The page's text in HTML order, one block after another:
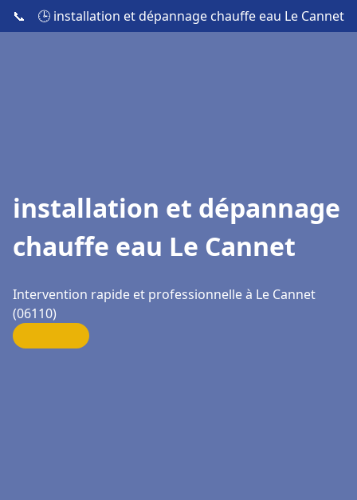
📞 🕒 installation et dépannage chauffe eau Le Cannet
installation et dépannage
chauffe eau Le Cannet
Intervention rapide et professionnelle à Le Cannet
(06110)